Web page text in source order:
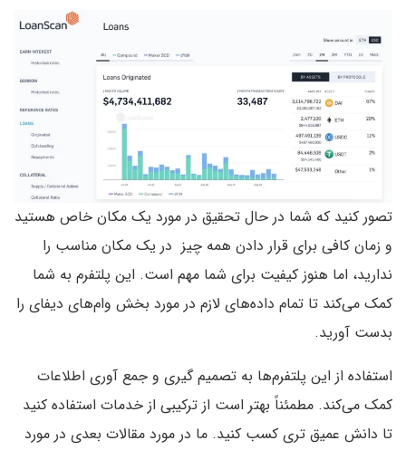
تصور کنید که شما در حال تحقیق در مورد یک مکان خاص هستید
و زمان کافی برای قرار دادن همه چیز در یک مکان مناسب را
ندارید، اما هنوز کیفیت برای شما مهم است. این پلتفرم به شما
کمک می‌کند تا تمام داده‌های لازم در مورد بخش وام‌های دیفای را
بدست آورید.
استفاده از این پلتفرم‌ها به تصمیم گیری و جمع آوری اطلاعات
کمک می‌کند. مطمئناً بهتر است از ترکیبی از خدمات استفاده کنید
تا دانش عمیق تری کسب کنید. ما در مورد مقالات بعدی در مورد